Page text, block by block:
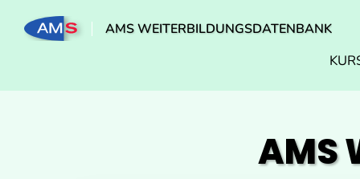
AMS WEITERBILDUNGSDATENBANK
AMS